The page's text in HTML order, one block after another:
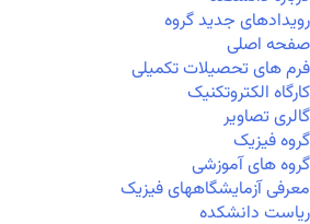
رویدادهای جدید گروه
صفحه اصلی
فرم های تحصیلات تکمیلی
کارگاه الکتروتکنیک
گالری تصاویر
گروه فیزیک
گروه های آموزشی
معرفی آزمایشگاههای فیزیک
ریاست دانشکده